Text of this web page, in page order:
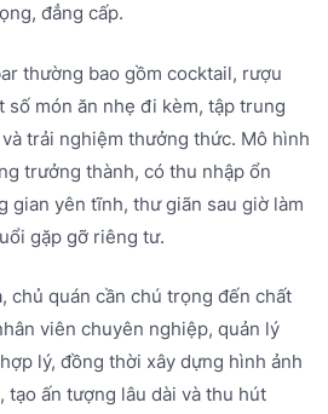
đẳng cấp.
thường bao gồm cocktail, rượu
số món ăn nhẹ đi kèm, tập trung
trải nghiệm thưởng thức. Mô hình
trưởng thành, có thu nhập ổn
gian yên tĩnh, thư giãn sau giờ làm
gặp gỡ riêng tư.
chủ quán cần chú trọng đến chất
viên chuyên nghiệp, quản lý
lý, đồng thời xây dựng hình ảnh
ấn tượng lâu dài và thu hút